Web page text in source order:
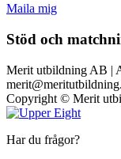
Maila mig
Stöd och
Merit utbildning AB |
Copyright © Merit
Har du frågor?